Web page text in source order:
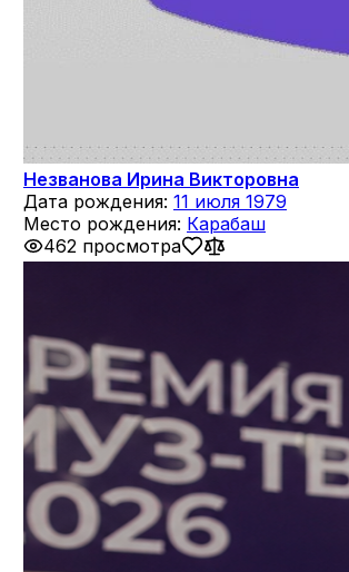
Незванова Ирина Викторовна
Дата рождения: 11 июля 1979
Место рождения: Карабаш
462 просмотра